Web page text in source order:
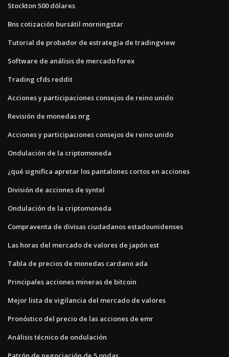
Stockton 500 dólares
Bns cotización bursátil morningstar
Tutorial de probador de estrategia de tradingview
Software de análisis de mercado forex
Trading cfds reddit
Acciones y participaciones consejos de reino unido
Revisión de monedas nrg
Acciones y participaciones consejos de reino unido
Ondulación de la criptomoneda
¿qué significa apretar los pantalones cortos en acciones
División de acciones de syntel
Ondulación de la criptomoneda
Compraventa de divisas ciudadanos estadounidenses
Las horas del mercado de valores de japón est
Tabla de precios de monedas cardano ada
Principales acciones mineras de bitcoin
Mejor lista de vigilancia del mercado de valores
Pronóstico del precio de las acciones de emr
Análisis técnico de ondulación